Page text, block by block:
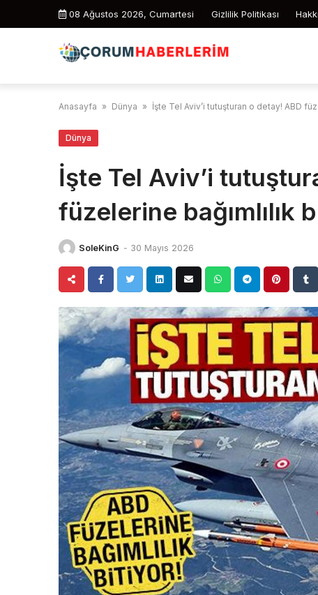
08 Ağustos 2026, Cumartesi Gizlilik Politikası
Anasayfa » Dünya » İşte Tel Aviv’i tutuşturan o detay! ABD
Dünya
İşte Tel Aviv’i
füzelerine bağımlılık
SoleKinG - 30 Mayıs 2026